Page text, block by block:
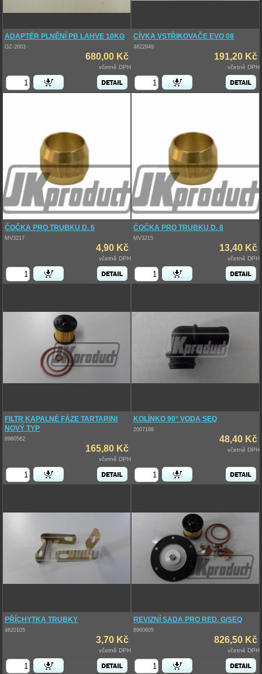
ADAPTÉR PLNĚNÍ PB LAHVE 10KG
GZ-2003
680,00 Kč
včetně DPH
CÍVKA VSTŘIKOVAČE EVO 08
4822949
191,20 Kč
včetně DPH
ČOČKA PRO TRUBKU D. 6
MV3217
4,90 Kč
včetně DPH
ČOČKA PRO TRUBKU D. 8
MV3215
13,40 Kč
včetně DPH
FILTR KAPALNÉ FÁZE TARTARINI
NOVÝ TYP
8960562
165,80 Kč
včetně DPH
KOLÍNKO 90° VODA SEQ
2007198
48,40 Kč
včetně DPH
PŘÍCHYTKA TRUBKY
4820105
3,70 Kč
včetně DPH
REVIZNÍ SADA PRO RED. G/SEQ
8960605
826,50 Kč
včetně DPH